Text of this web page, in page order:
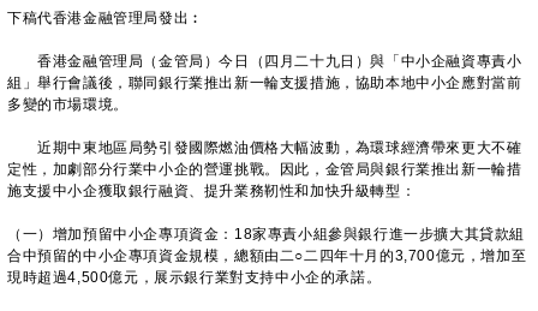
下稿代香港金融管理局發出︰
香港金融管理局（金管局）今日（四月二十九日）與「中小企融資專責小
組」舉行會議後，聯同銀行業推出新一輪支援措施，協助本地中小企應對當前
多變的市場環境。
近期中東地區局勢引發國際燃油價格大幅波動，為環球經濟帶來更大不確
定性，加劇部分行業中小企的營運挑戰。因此，金管局與銀行業推出新一輪措
施支援中小企獲取銀行融資、提升業務靭性和加快升級轉型：
（一）增加預留中小企專項資金：18家專責小組參與銀行進一步擴大其貸款組
合中預留的中小企專項資金規模，總額由二○二四年十月的3,700億元，增加至
現時超過4,500億元，展示銀行業對支持中小企的承諾。